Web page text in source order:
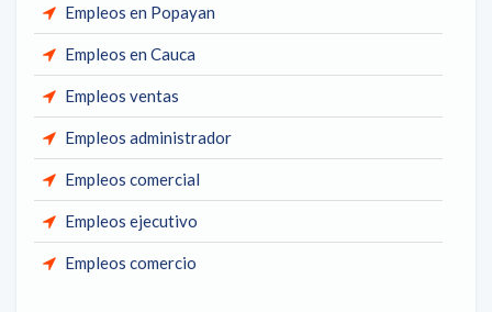
Empleos en Popayan
Empleos en Cauca
Empleos ventas
Empleos administrador
Empleos comercial
Empleos ejecutivo
Empleos comercio